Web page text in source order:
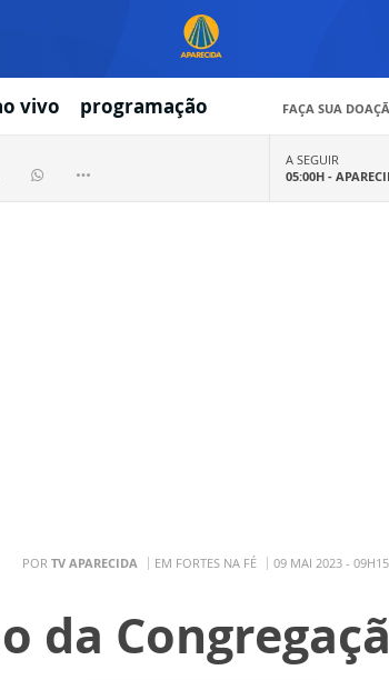
vivo programação FAÇA SUA
A SEGUIR
05:00H -
POR TV APARECIDA EM FORTES NA FÉ 09 MAI 2023 - 09H15
da